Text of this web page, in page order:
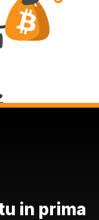
in prima